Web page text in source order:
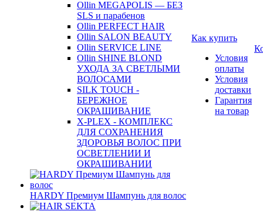
Ollin MEGAPOLIS — БЕЗ
SLS и парабенов
Ollin PERFECT HAIR
Ollin SALON BEAUTY
Ollin SERVICE LINE
Ollin SHINE BLOND
УХОДА ЗА СВЕТЛЫМИ
ВОЛОСАМИ
SILK TOUCH -
БЕРЕЖНОЕ
ОКРАШИВАНИЕ
X-PLEX - КОМПЛЕКС
ДЛЯ СОХРАНЕНИЯ
ЗДОРОВЬЯ ВОЛОС ПРИ
ОСВЕТЛЕНИИ И
ОКРАШИВАНИИ
HARDY Премиум Шампунь для волос
Как купить
Условия
оплаты
Условия
доставки
Гарантия
на товар